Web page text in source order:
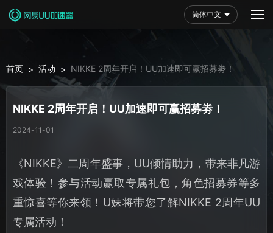
简体中文
首页 > 活动 > NIKKE 2周年开启！UU加速即可赢招募劵！
NIKKE 2周年开启！UU加速即可赢招募劵！
2024-11-01
《NIKKE》二周年盛事，UU倾情助力，带来非凡游
戏体验！参与活动赢取专属礼包，角色招募券等多
重惊喜等你来领！U妹将带您了解NIKKE 2周年UU
专属活动！